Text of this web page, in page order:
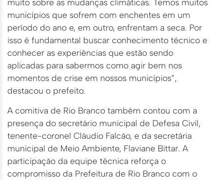
muito sobre as mudanças climáticas. Temos muitos
municípios que sofrem com enchentes em um
período do ano e, em outro, enfrentam a seca. Por
isso é fundamental buscar conhecimento técnico e
conhecer as experiências que estão sendo
aplicadas para sabermos como agir bem nos
momentos de crise em nossos municípios”,
destacou o prefeito.
A comitiva de Rio Branco também contou com a
presença do secretário municipal de Defesa Civil,
tenente-coronel Cláudio Falcão, e da secretária
municipal de Meio Ambiente, Flaviane Bittar. A
participação da equipe técnica reforça o
compromisso da Prefeitura de Rio Branco com o